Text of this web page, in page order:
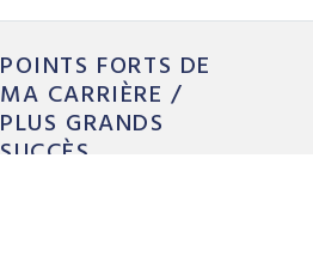
POINTS FORTS DE
MA CARRIÈRE /
PLUS GRANDS
SUCCÈS